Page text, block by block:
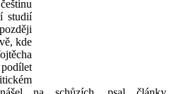
studií
kde